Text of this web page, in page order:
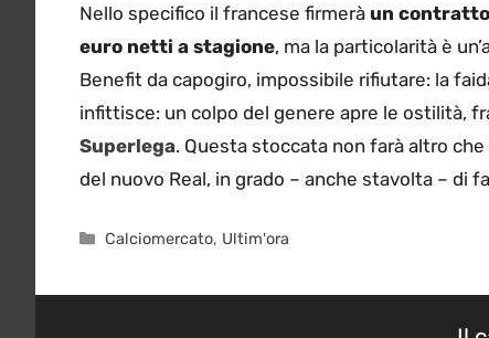
Nello specifico il francese firmerà un
euro netti a stagione, ma la particolarità è
Benefit da capogiro, impossibile rifiutare: la
infittisce: un colpo del genere apre le ostilità,
Superlega. Questa stoccata non farà altro
del nuovo Real, in grado – anche stavolta – di
Categorie
Calciomercato, Ultim'ora